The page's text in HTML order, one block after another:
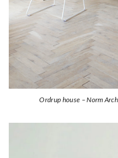
Ordrup house – Norm